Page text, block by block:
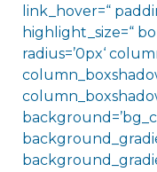
link_hover=“
highlight_size=“
radius=’0px‘